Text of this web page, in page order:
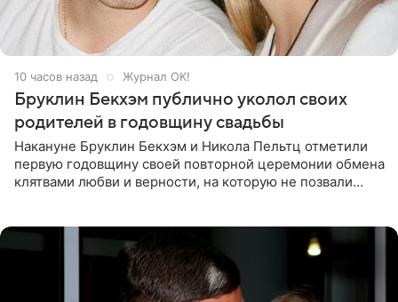
10 часов назад Журнал OK!
Бруклин Бекхэм публично уколол своих
родителей в годовщину свадьбы
Накануне Бруклин Бекхэм и Никола Пельтц отметили
первую годовщину своей повторной церемонии обмена
клятвами любви и верности, на которую не позвали